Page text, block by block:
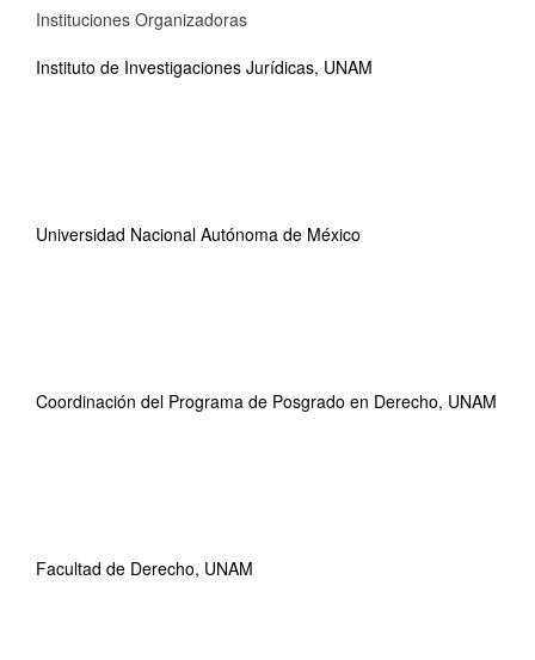
Instituciones Organizadoras
Instituto de Investigaciones Jurídicas, UNAM
Universidad Nacional Autónoma de México
Coordinación del Programa de Posgrado en Derecho, UNAM
Facultad de Derecho, UNAM